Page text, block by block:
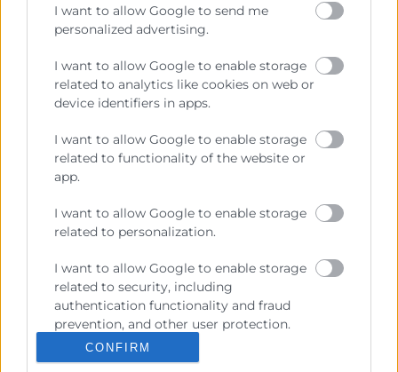
I want to allow Google to send me
personalized advertising.
I want to allow Google to enable storage
related to analytics like cookies on web or
device identifiers in apps.
I want to allow Google to enable storage
related to functionality of the website or
app.
I want to allow Google to enable storage
related to personalization.
I want to allow Google to enable storage
related to security, including
authentication functionality and fraud
prevention, and other user protection.
CONFIRM
Contacto
Recursos
Sobre la Cambra
Perfil del contractant
Transparència
Preu taula cítrics
Enllaços d’Interés
Fons Estructurals
Canal de Denúncia